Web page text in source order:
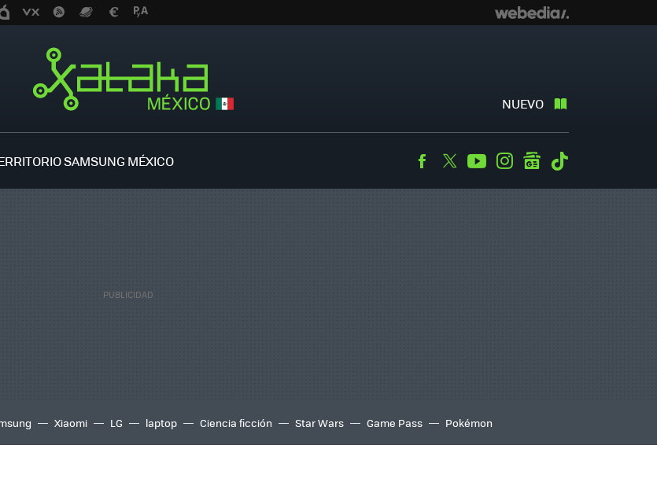
NUEVO
SAMSUNG MÉXICO Facebook
TwitterYoutubeInstagramgooglenews
Xiaomi LG laptop Ciencia ficción Star Wars Game Pass Pokémon